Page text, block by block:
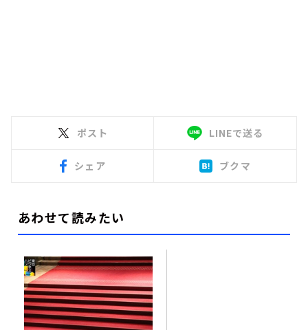
ポスト LINEで送る
シェア ブクマ
あわせて読みたい